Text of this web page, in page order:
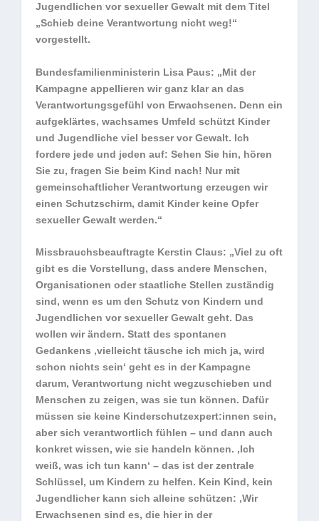
Jugendlichen vor sexueller Gewalt mit dem Titel
„Schieb deine Verantwortung nicht weg!“
vorgestellt.
Bundesfamilienministerin Lisa Paus: „Mit der
Kampagne appellieren wir ganz klar an das
Verantwortungsgefühl von Erwachsenen. Denn ein
aufgeklärtes, wachsames Umfeld schützt Kinder
und Jugendliche viel besser vor Gewalt. Ich
fordere jede und jeden auf: Sehen Sie hin, hören
Sie zu, fragen Sie beim Kind nach! Nur mit
gemeinschaftlicher Verantwortung erzeugen wir
einen Schutzschirm, damit Kinder keine Opfer
sexueller Gewalt werden.“
Missbrauchsbeauftragte Kerstin Claus: „Viel zu oft
gibt es die Vorstellung, dass andere Menschen,
Organisationen oder staatliche Stellen zuständig
sind, wenn es um den Schutz von Kindern und
Jugendlichen vor sexueller Gewalt geht. Das
wollen wir ändern. Statt des spontanen
Gedankens ‚vielleicht täusche ich mich ja, wird
schon nichts sein‘ geht es in der Kampagne
darum, Verantwortung nicht wegzuschieben und
Menschen zu zeigen, was sie tun können. Dafür
müssen sie keine Kinderschutzexpert:innen sein,
aber sich verantwortlich fühlen – und dann auch
konkret wissen, wie sie handeln können. ‚Ich
weiß, was ich tun kann‘ – das ist der zentrale
Schlüssel, um Kindern zu helfen. Kein Kind, kein
Jugendlicher kann sich alleine schützen: ‚Wir
Erwachsenen sind es, die hier in der